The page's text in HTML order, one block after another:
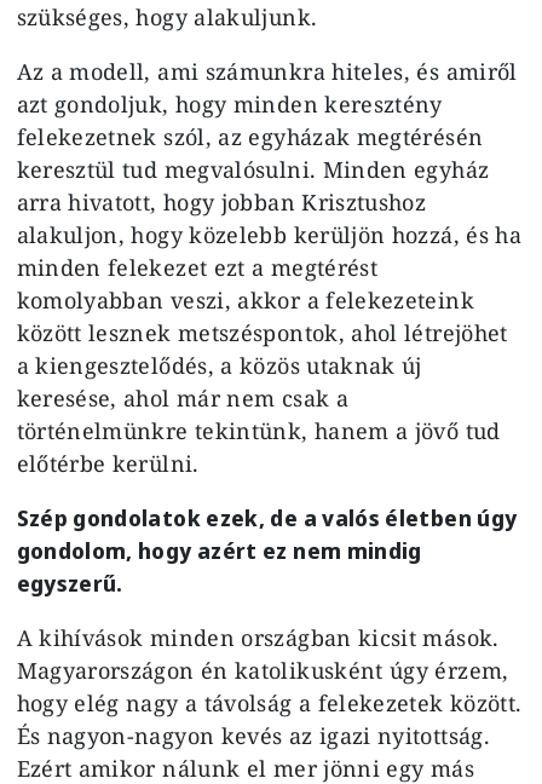
szükséges, hogy alakuljunk.
Az a modell, ami számunkra hiteles, és amiről
azt gondoljuk, hogy minden keresztény
felekezetnek szól, az egyházak megtérésén
keresztül tud megvalósulni. Minden egyház
arra hivatott, hogy jobban Krisztushoz
alakuljon, hogy közelebb kerüljön hozzá, és ha
minden felekezet ezt a megtérést
komolyabban veszi, akkor a felekezeteink
között lesznek metszéspontok, ahol létrejöhet
a kiengesztelődés, a közös utaknak új
keresése, ahol már nem csak a
történelmünkre tekintünk, hanem a jövő tud
előtérbe kerülni.
Szép gondolatok ezek, de a valós életben úgy
gondolom, hogy azért ez nem mindig
egyszerű.
A kihívások minden országban kicsit mások.
Magyarországon én katolikusként úgy érzem,
hogy elég nagy a távolság a felekezetek között.
És nagyon-nagyon kevés az igazi nyitottság.
Ezért amikor nálunk el mer jönni egy más